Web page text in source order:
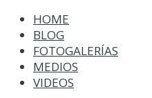
HOME
BLOG
FOTOGALERÍAS
MEDIOS
VIDEOS